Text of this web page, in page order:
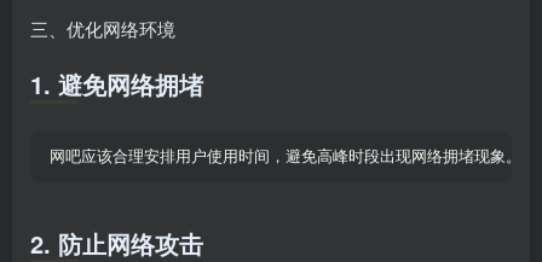
三、优化网络环境
1. 避免网络拥堵
网吧应该合理安排用户使用时间，避免高峰时段出现网络拥堵现象。
2. 防止网络攻击